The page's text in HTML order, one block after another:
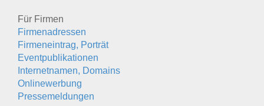
Für Firmen
Firmenadressen
Firmeneintrag, Porträt
Eventpublikationen
Internetnamen, Domains
Onlinewerbung
Pressemeldungen